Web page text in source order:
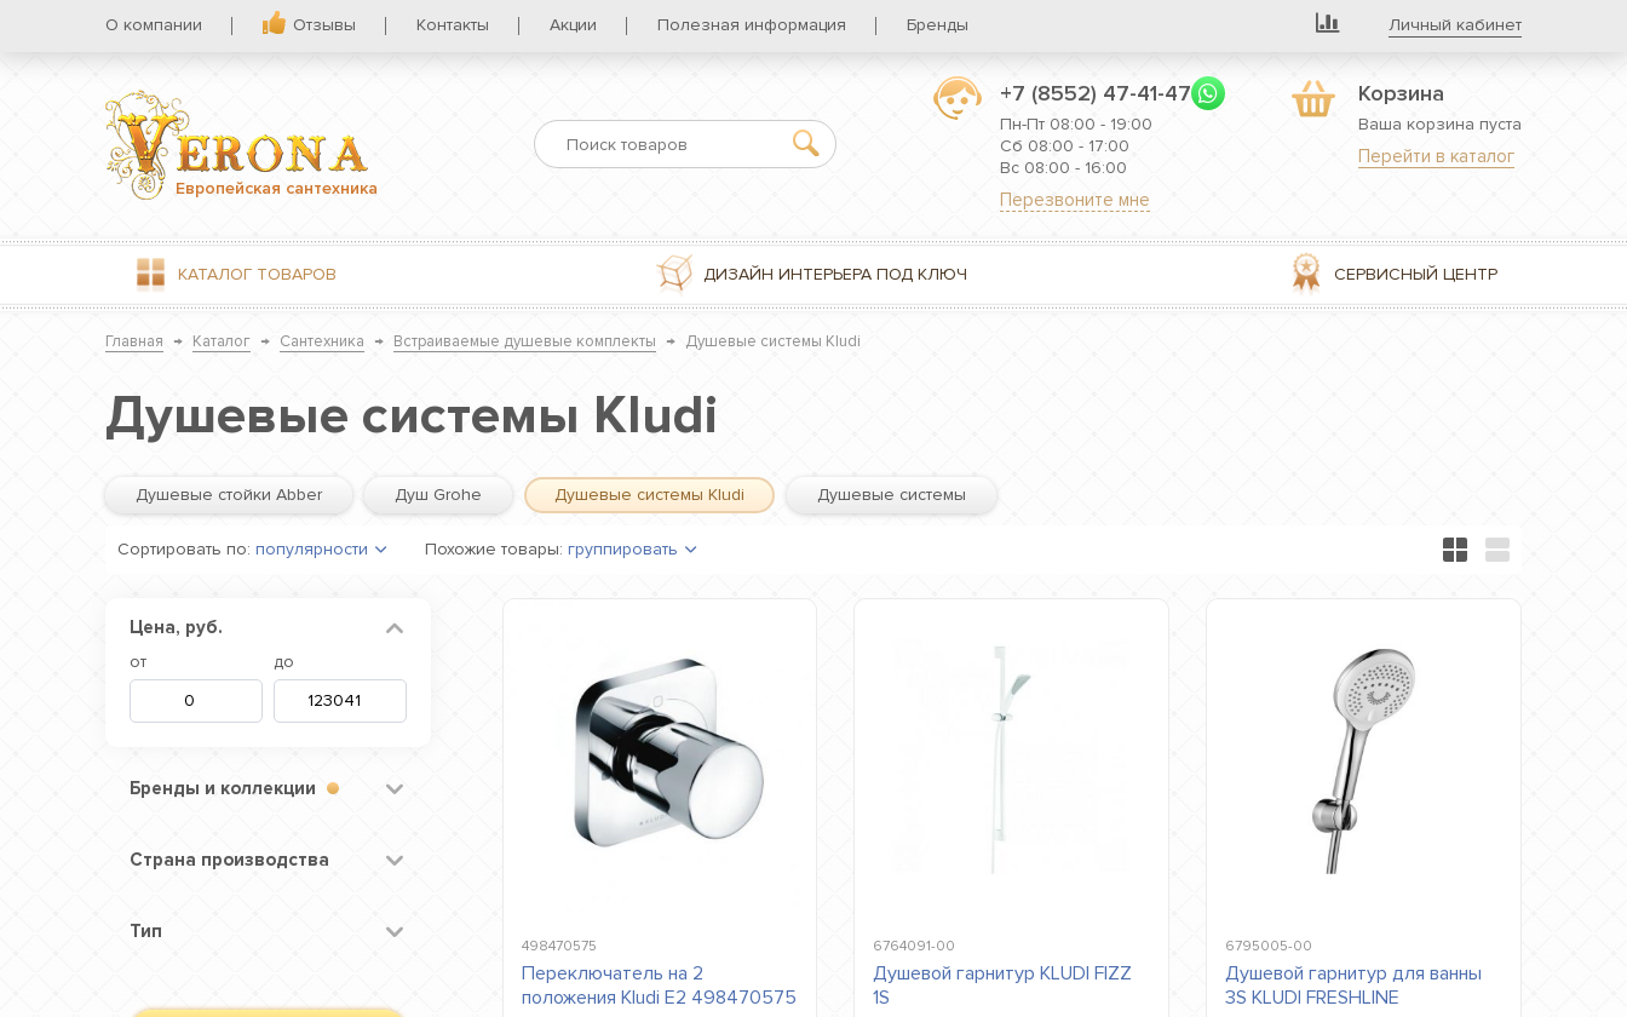
О компании Отзывы Контакты Акции Полезная информация Бренды Личный кабинет
Европейская сантехника
Корзина
Ваша корзина пуста
Перейти в каталог
+7 (8552) 47-41-47
Пн-Пт 08:00 - 19:00
Сб 08:00 - 17:00
Вс 08:00 - 16:00
Перезвоните мне
КАТАЛОГ ТОВАРОВ ДИЗАЙН ИНТЕРЬЕРА ПОД КЛЮЧ СЕРВИСНЫЙ ЦЕНТР
Главная → Каталог → Сантехника → Встраиваемые душевые комплекты → Душевые системы Kludi
Душевые системы Kludi
Душевые стойки Abber Душ Grohe Душевые системы Kludi Душевые системы
Сортировать по: популярности Похожие товары: группировать
Цена, руб.
от до
Бренды и коллекции
Страна производства
Тип
498470575
Переключатель на 2
положения Kludi E2 498470575
6764091-00
Душевой гарнитур KLUDI FIZZ
1S
6795005-00
Душевой гарнитур для ванны
3S KLUDI FRESHLINE